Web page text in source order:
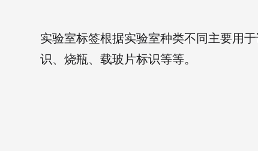
实验室标签根据实验室种类不同主要用
识、烧瓶、载玻片标识等等。